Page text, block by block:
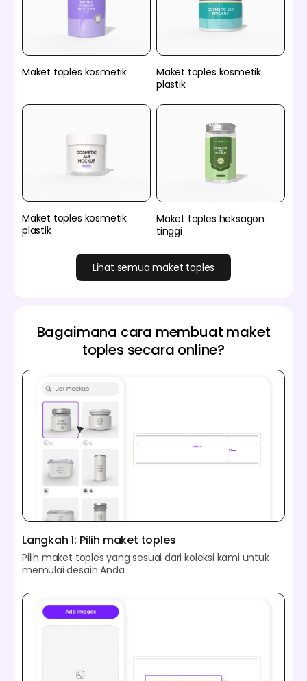
Maket toples kosmetik
Maket toples kosmetik
plastik
Maket toples kosmetik
plastik
Maket toples heksagon
tinggi
Lihat semua maket toples
Bagaimana cara membuat maket
toples secara online?
Langkah 1: Pilih maket toples
Pilih maket toples yang sesuai dari koleksi kami untuk
memulai desain Anda.